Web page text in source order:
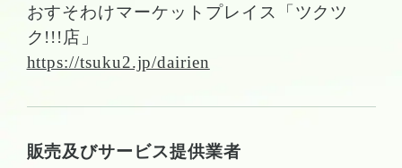
おすそわけマーケットプレイス「ツクツ
ク!!!店」
https://tsuku2.jp/dairien
販売及びサービス提供業者